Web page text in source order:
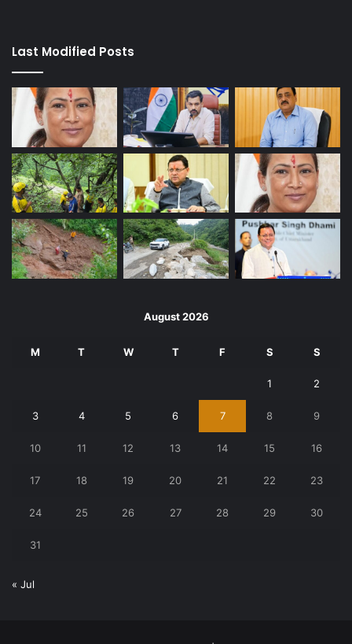
Last Modified Posts
August 2026
M T W T F S S
1 2
3 4 5 6 7 8 9
10 11 12 13 14 15 16
17 18 19 20 21 22 23
24 25 26 27 28 29 30
31
« Jul